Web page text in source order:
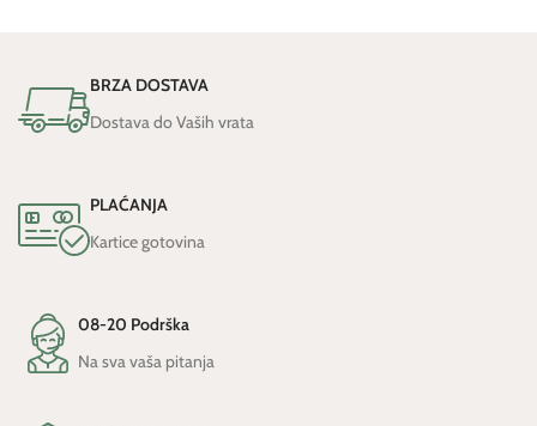
BRZA DOSTAVA
Dostava do Vaših vrata
PLAĆANJA
Kartice gotovina
08-20 Podrška
Na sva vaša pitanja